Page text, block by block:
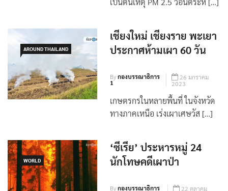
‘สุชาติ’ ชี้ คนเผาป่าหาของป่า
AROUND THAILAND
เชียงใหม่ เชียงราย พะเยา
ประกาศห้ามเผา 60 วัน
Byกองบรรณาธิการ
1
26 มกราคม
2023
WORLD
‘ซีเรีย’ ประหารหมู่ 24
นักโทษคดีเผาป่า